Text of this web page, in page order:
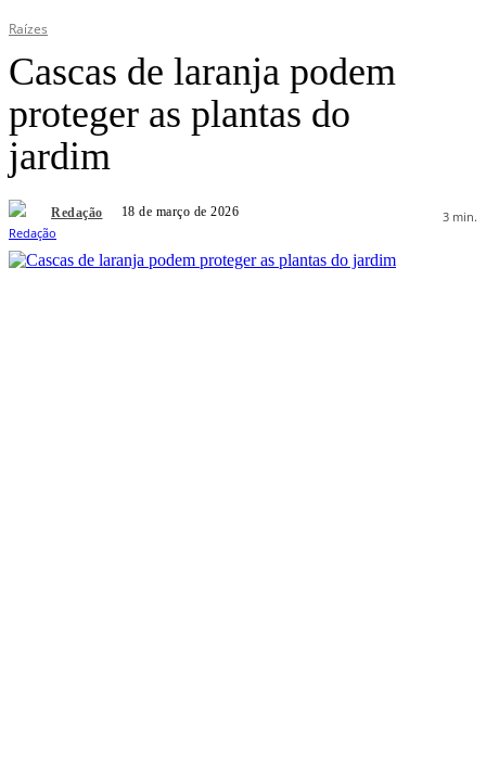
Raízes
Cascas de laranja podem
proteger as plantas do
jardim
Redação 18 de março de 2026 3 min.